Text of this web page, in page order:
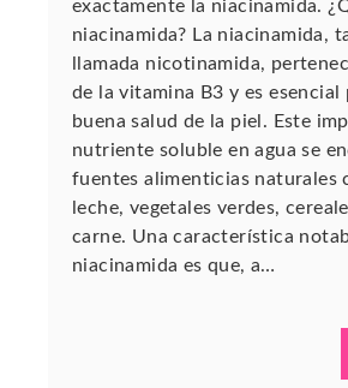
exactamente la niacinamida.
niacinamida? La niacinamida,
llamada nicotinamida,
de la vitamina B3 y es esencial
buena salud de la piel. Este
nutriente soluble en agua se
fuentes alimenticias naturales
leche, vegetales verdes,
carne. Una característica
niacinamida es que, a…